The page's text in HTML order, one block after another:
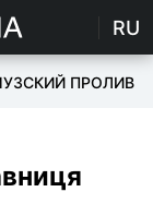
RU
ПРОЛИВ